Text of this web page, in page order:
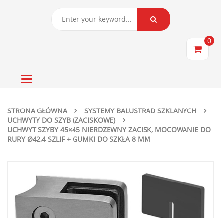
0
Toggle
STRONA GŁÓWNA
SYSTEMY BALUSTRAD SZKLANYCH
UCHWYTY DO SZYB (ZACISKOWE)
UCHWYT SZYBY 45×45 NIERDZEWNY ZACISK, MOCOWANIE DO
RURY Ø42,4 SZLIF + GUMKI DO SZKŁA 8 MM